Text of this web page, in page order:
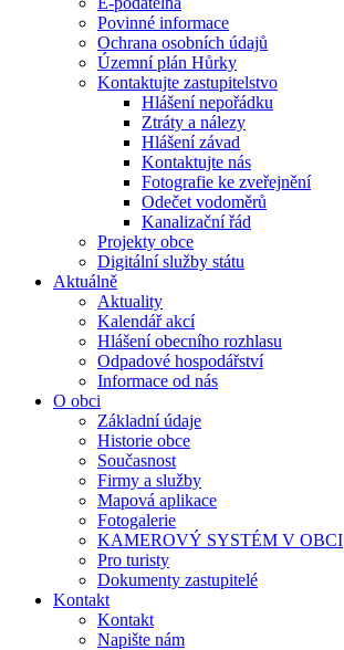
Povinné informace
Ochrana osobních údajů
Územní plán Hůrky
Kontaktujte zastupitelstvo
Hlášení nepořádku
Ztráty a nálezy
Hlášení závad
Kontaktujte nás
Fotografie ke zveřejnění
Odečet vodoměrů
Kanalizační řád
Projekty obce
Digitální služby státu
Aktuálně
Aktuality
Kalendář akcí
Hlášení obecního rozhlasu
Odpadové hospodářství
Informace od nás
O obci
Základní údaje
Historie obce
Současnost
Firmy a služby
Mapová aplikace
Fotogalerie
KAMEROVÝ SYSTÉM V OBCI
Pro turisty
Dokumenty zastupitelé
Kontakt
Kontakt
Napište nám